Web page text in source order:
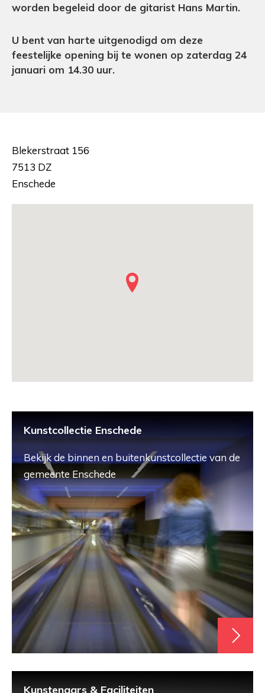
worden begeleid door de gitarist Hans Martin.
U bent van harte uitgenodigd om deze
feestelijke opening bij te wonen op zaterdag 24
januari om 14.30 uur.
Blekerstraat 156
7513 DZ
Enschede
Kunstcollectie Enschede
Bekijk de binnen en buitenkunstcollectie van de
gemeente Enschede
Kunstenaars & Faciliteiten